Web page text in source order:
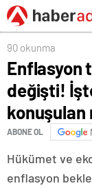
90 okunma
Enflasyon
değişti!
konuşulan
ABONE OL
Hükümet ve
enflasyon